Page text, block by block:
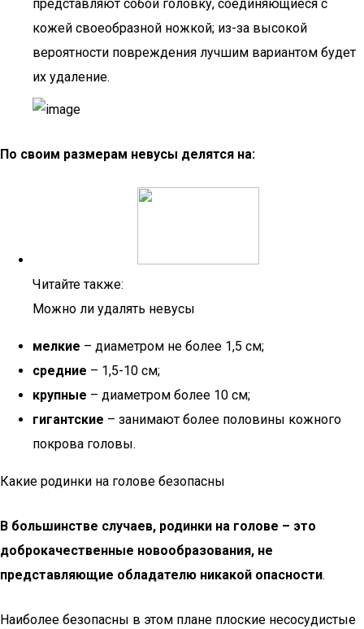
представляют собой головку, соединяющиеся с
кожей своеобразной ножкой; из-за высокой
вероятности повреждения лучшим вариантом будет
их удаление.
По своим размерам невусы делятся на:
Читайте также:
Можно ли удалять невусы
мелкие – диаметром не более 1,5 см;
средние – 1,5-10 см;
крупные – диаметром более 10 см;
гигантские – занимают более половины кожного
покрова головы.
Какие родинки на голове безопасны
В большинстве случаев, родинки на голове – это
доброкачественные новообразования, не
представляющие обладателю никакой опасности.
Наиболее безопасны в этом плане плоские несосудистые